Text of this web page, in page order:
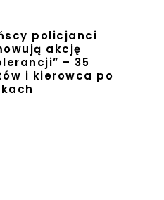
policjanci
akcję
– 35
i kierowca po